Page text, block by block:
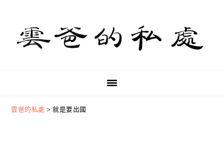
primary
navigation
content
primary
sidebar
雲爸的私處 >就是要出國